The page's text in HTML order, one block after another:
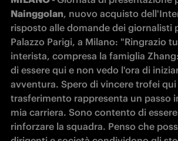
Nainggolan, nuovo acquisto
risposto alle domande dei giornalisti
Palazzo Parigi, a Milano: "Ringrazio
interista, compresa la famiglia
di essere qui e non vedo l'ora di
avventura. Spero di vincere trofei
trasferimento rappresenta un passo
mia carriera. Sono contento di
rinforzare la squadra. Penso che